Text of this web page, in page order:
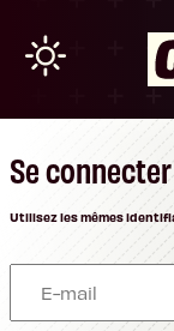
Se connecter
Utilisez les mêmes